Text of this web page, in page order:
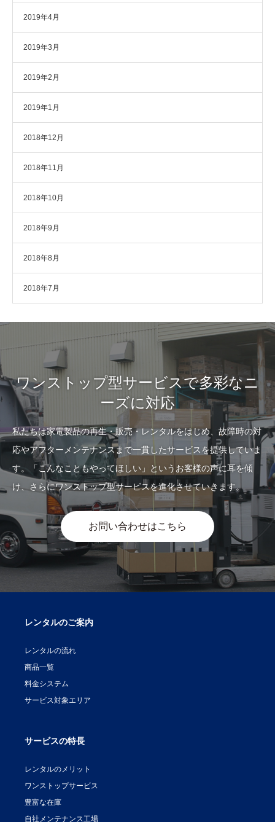
2019年4月
2019年3月
2019年2月
2019年1月
2018年12月
2018年11月
2018年10月
2018年9月
2018年8月
2018年7月
ワンストップ型サービスで多彩なニ
ーズに対応
私たちは家電製品の再生・販売・レンタルをはじめ、故障時の対
応やアフターメンテナンスまで一貫したサービスを提供していま
す。「こんなこともやってほしい」というお客様の声に耳を傾
け、さらにワンストップ型サービスを進化させていきます。
お問い合わせはこちら
レンタルのご案内
レンタルの流れ
商品一覧
料金システム
サービス対象エリア
サービスの特長
レンタルのメリット
ワンストップサービス
豊富な在庫
自社メンテナンス工場